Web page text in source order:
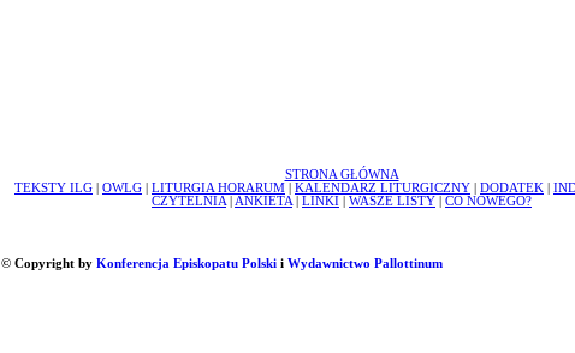
STRONA GŁÓWNA
TEKSTY ILG
OWLG LITURGIA HORARUM KALENDARZ LITURGICZNY DODATEK
CZYTELNIA
ANKIETA LINKI WASZE LISTY CO NOWEGO?
© Copyright by Konferencja Episkopatu Polskii Wydawnictwo Pallottinum